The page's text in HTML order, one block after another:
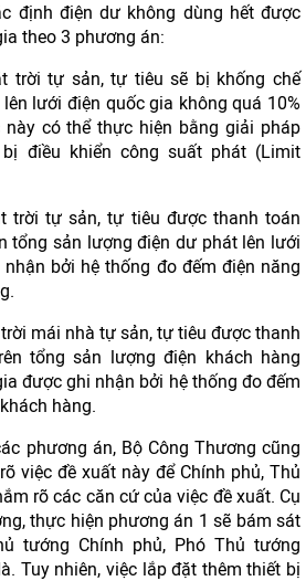
định điện dư không dùng hết được
theo 3 phương án:
trời tự sản, tự tiêu sẽ bị khống chế
lưới điện quốc gia không quá 10%
có thể thực hiện bằng giải pháp
điều khiển công suất phát (Limit
trời tự sản, tự tiêu được thanh toán
tổng sản lượng điện dư phát lên lưới
bởi hệ thống đo đếm điện năng
mái nhà tự sản, tự tiêu được thanh
tổng sản lượng điện khách hàng
được ghi nhận bởi hệ thống đo đếm
hàng.
phương án, Bộ Công Thương cũng
việc đề xuất này để Chính phủ, Thủ
rõ các căn cứ của việc đề xuất. Cụ
thực hiện phương án 1 sẽ bám sát
tướng Chính phủ, Phó Thủ tướng
Tuy nhiên, việc lắp đặt thêm thiết bị